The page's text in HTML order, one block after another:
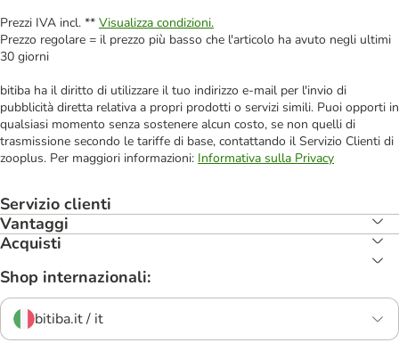
Prezzi IVA incl. ** Visualizza condizioni.
Prezzo regolare = il prezzo più basso che l'articolo ha avuto negli ultimi
30 giorni
bitiba ha il diritto di utilizzare il tuo indirizzo e-mail per l'invio di
pubblicità diretta relativa a propri prodotti o servizi simili. Puoi opporti in
qualsiasi momento senza sostenere alcun costo, se non quelli di
trasmissione secondo le tariffe di base, contattando il Servizio Clienti di
zooplus. Per maggiori informazioni: Informativa sulla Privacy
Servizio clienti
Vantaggi
Acquisti
Shop internazionali:
bitiba.it / it